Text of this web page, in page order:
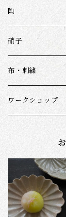
陶
近藤亮介
鈎一馬
千田徹
硝子
ワダコーヘー
スナオミガラス
帳･春の便り
帳･朝の光
帳・いつかの夕暮れ
布・刺繍
ダーニング(野口
ワークショップ